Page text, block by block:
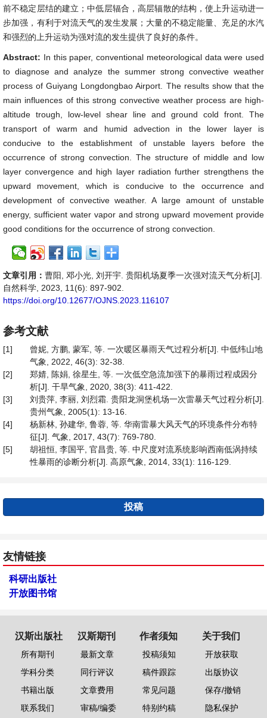
前不稳定层结的建立；中低层辐合，高层辐散的结构，使上升运动进一
步加强，有利于对流天气的发生发展；大量的不稳定能量、充足的水汽
和强烈的上升运动为强对流的发生提供了良好的条件。
Abstract: In this paper, conventional meteorological data were used
to diagnose and analyze the summer strong convective weather
process of Guiyang Longdongbao Airport. The results show that the
main influences of this strong convective weather process are high-
altitude trough, low-level shear line and ground cold front. The
transport of warm and humid advection in the lower layer is
conducive to the establishment of unstable layers before the
occurrence of strong convection. The structure of middle and low
layer convergence and high layer radiation further strengthens the
upward movement, which is conducive to the occurrence and
development of convective weather. A large amount of unstable
energy, sufficient water vapor and strong upward movement provide
good conditions for the occurrence of strong convection.
文章引用： 曹阳, 邓小光, 刘开宇. 贵阳机场夏季一次强对流天气分析[J].
自然科学, 2023, 11(6): 897-902.
https://doi.org/10.12677/OJNS.2023.116107
参考文献
[1]
曾妮, 方鹏, 蒙军, 等. 一次暖区暴雨天气过程分析[J]. 中低纬山地
气象, 2022, 46(3): 32-38.
[2]
郑婧, 陈娟, 徐星生, 等. 一次低空急流加强下的暴雨过程成因分
析[J]. 干旱气象, 2020, 38(3): 411-422.
[3]
刘贵萍, 李丽, 刘烈霜. 贵阳龙洞堡机场一次雷暴天气过程分析[J].
贵州气象, 2005(1): 13-16.
[4]
杨新林, 孙建华, 鲁蓉, 等. 华南雷暴大风天气的环境条件分布特
征[J]. 气象, 2017, 43(7): 769-780.
[5]
胡祖恒, 李国平, 官昌贵, 等. 中尺度对流系统影响西南低涡持续
性暴雨的诊断分析[J]. 高原气象, 2014, 33(1): 116-129.
投稿
友情链接
科研出版社
开放图书馆
汉斯出版社
所有期刊
学科分类
书籍出版
联系我们
汉斯期刊
最新文章
同行评议
文章费用
审稿/编委
作者须知
投稿须知
稿件跟踪
常见问题
特别约稿
关于我们
开放获取
出版协议
保存/撤销
隐私保护